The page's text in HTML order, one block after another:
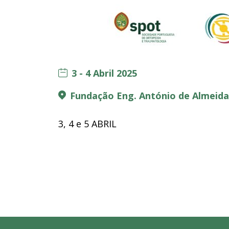
3 - 4 Abril 2025
Fundação Eng. António de
3, 4 e 5 ABRIL